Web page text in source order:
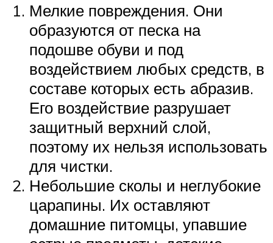
Мелкие повреждения. Они
образуются от песка на
подошве обуви и под
воздействием любых средств, в
составе которых есть абразив.
Его воздействие разрушает
защитный верхний слой,
поэтому их нельзя использовать
для чистки.
Небольшие сколы и неглубокие
царапины. Их оставляют
домашние питомцы, упавшие